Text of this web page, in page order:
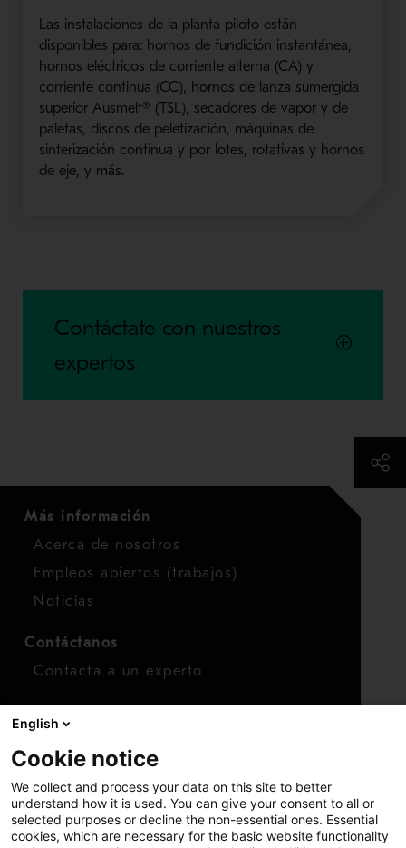
Las instalaciones de la planta piloto están
disponibles para: hornos de fundición instantánea,
hornos eléctricos de corriente alterna (CA) y
corriente continua (CC), hornos de lanza sumergida
superior Ausmelt® (TSL), secadores de vapor y de
paletas, discos de peletización, máquinas de
sinterización continua y por lotes, rotativas y hornos
de eje, y más.
Contáctate con nuestros
expertos
Más información
Acerca de nosotros
Empleos abiertos (trabajos)
Noticias
Contáctanos
Contacta a un experto
Finanzas
Acciones
English
Cookie notice
We collect and process your data on this site to better
understand how it is used. You can give your consent to all or
selected purposes or decline the non-essential ones. Essential
cookies, which are necessary for the basic website functionality